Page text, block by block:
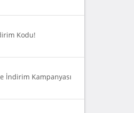
Kodu!
İndirim Kampanyası